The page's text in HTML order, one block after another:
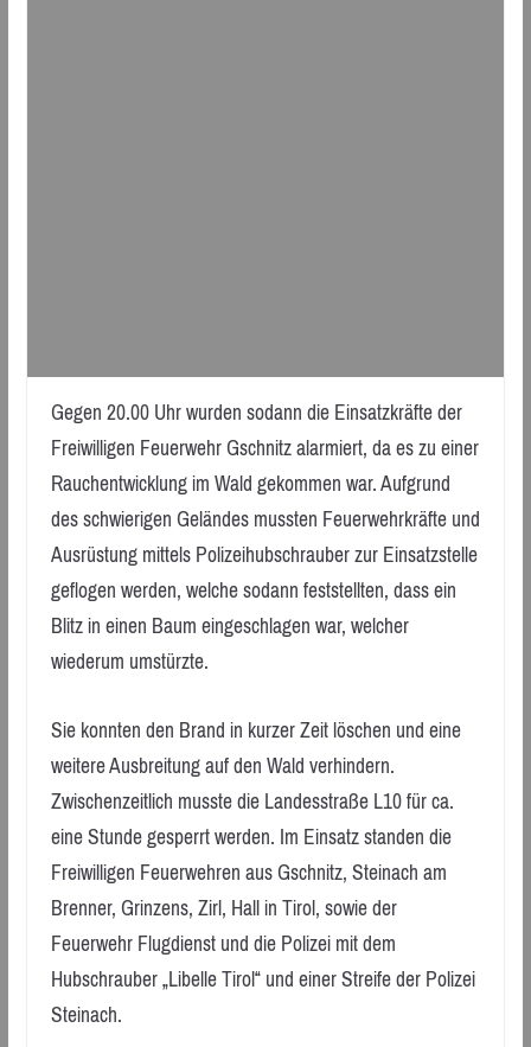
Gegen 20.00 Uhr wurden sodann die Einsatzkräfte der
Freiwilligen Feuerwehr Gschnitz alarmiert, da es zu einer
Rauchentwicklung im Wald gekommen war. Aufgrund
des schwierigen Geländes mussten Feuerwehrkräfte und
Ausrüstung mittels Polizeihubschrauber zur Einsatzstelle
geflogen werden, welche sodann feststellten, dass ein
Blitz in einen Baum eingeschlagen war, welcher
wiederum umstürzte.
Sie konnten den Brand in kurzer Zeit löschen und eine
weitere Ausbreitung auf den Wald verhindern.
Zwischenzeitlich musste die Landesstraße L10 für ca.
eine Stunde gesperrt werden. Im Einsatz standen die
Freiwilligen Feuerwehren aus Gschnitz, Steinach am
Brenner, Grinzens, Zirl, Hall in Tirol, sowie der
Feuerwehr Flugdienst und die Polizei mit dem
Hubschrauber „Libelle Tirol“ und einer Streife der Polizei
Steinach.